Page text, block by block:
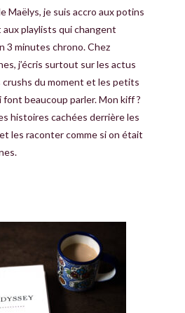
Maëlys, je suis accro aux potins
playlists qui changent
3 minutes chrono. Chez
j’écris surtout sur les actus
crushs du moment et les petits
font beaucoup parler. Mon kiff ?
histoires cachées derrière les
les raconter comme si on était